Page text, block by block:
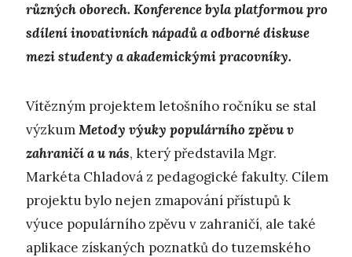
různých oborech. Konference byla platformou pro
sdílení inovativních nápadů a odborné diskuse
mezi studenty a akademickými pracovníky.
Vítězným projektem letošního ročníku se stal
výzkumMetody výuky populárního zpěvu v
zahraničí a u nás, který představila Mgr.
Markéta Chladová z pedagogické fakulty. Cílem
projektu bylo nejen zmapování přístupů k
výuce populárního zpěvu v zahraničí, ale také
aplikace získaných poznatků do tuzemského